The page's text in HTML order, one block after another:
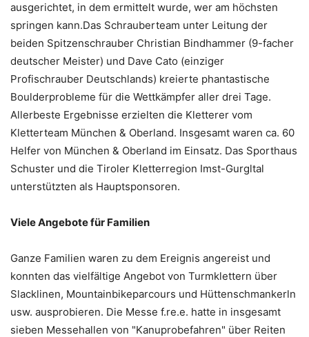
ausgerichtet, in dem ermittelt wurde, wer am höchsten
springen kann.Das Schrauberteam unter Leitung der
beiden Spitzenschrauber Christian Bindhammer (9-facher
deutscher Meister) und Dave Cato (einziger
Profischrauber Deutschlands) kreierte phantastische
Boulderprobleme für die Wettkämpfer aller drei Tage.
Allerbeste Ergebnisse erzielten die Kletterer vom
Kletterteam München & Oberland. Insgesamt waren ca. 60
Helfer von München & Oberland im Einsatz. Das Sporthaus
Schuster und die Tiroler Kletterregion Imst-Gurgltal
unterstützten als Hauptsponsoren.
Viele Angebote für Familien
Ganze Familien waren zu dem Ereignis angereist und
konnten das vielfältige Angebot von Turmklettern über
Slacklinen, Mountainbikeparcours und Hüttenschmankerln
usw. ausprobieren. Die Messe f.re.e. hatte in insgesamt
sieben Messehallen von "Kanuprobefahren" über Reiten